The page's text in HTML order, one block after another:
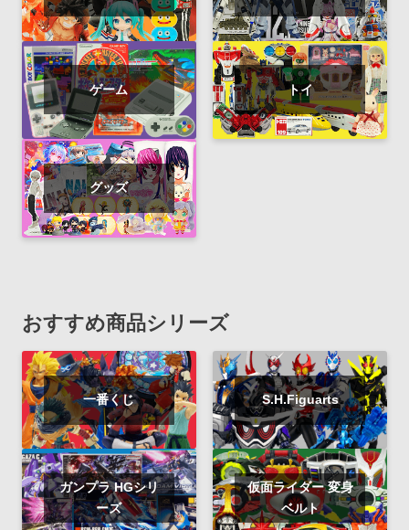
ゲーム トイ
グッズ
おすすめ商品シリーズ
一番くじ S.H.Figuarts
ガンプラ HGシリ
ーズ
仮面ライダー 変身
ベルト